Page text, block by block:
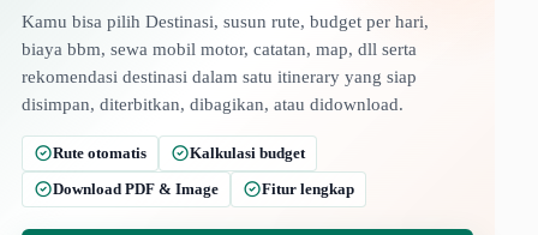
Kamu bisa pilih Destinasi, susun rute, budget per hari,
biaya bbm, sewa mobil motor, catatan, map, dll serta
rekomendasi destinasi dalam satu itinerary yang siap
disimpan, diterbitkan, dibagikan, atau didownload.
Rute otomatis
Kalkulasi budget
Download PDF & Image
Fitur lengkap